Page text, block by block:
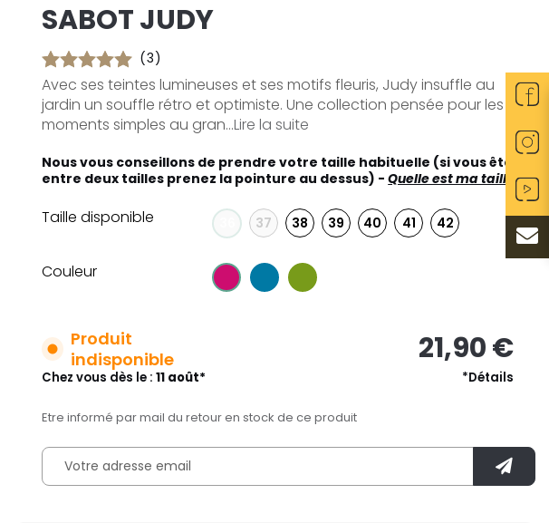
SABOT JUDY
(3)
Avec ses teintes lumineuses et ses motifs fleuris, Judy insuffle au
jardin un souffle rétro et optimiste. Une collection pensée pour les
moments simples au gran...Lire la suite
Nous vous conseillons de prendre votre taille habituelle (si vous êtes
entre deux tailles prenez la pointure au dessus) -Quelle est ma taille ?
Taille disponible 37 38 39 40 41 42
Couleur
Produit
indisponible
21,90 €
Chez vous dès le :11 août* *Détails
Etre informé par mail du retour en stock de ce produit